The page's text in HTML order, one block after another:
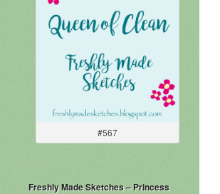
#567
Freshly Made Sketches – Princess